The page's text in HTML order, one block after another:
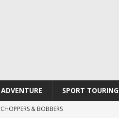
ADVENTURE SPORT TOURING
CHOPPERS & BOBBERS